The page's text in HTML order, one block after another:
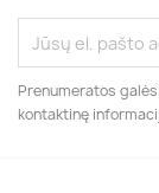
Prenumeratos
kontaktinę